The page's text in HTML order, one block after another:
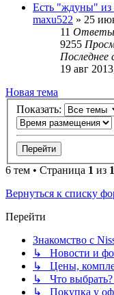
Есть "ждуны" из
maxu522 » 25
11 Ответы
9255
Последнее
19 авг
Новая тема
Показать:
6 тем • Страница 1 из 1
Вернуться к списку
Перейти
Знакомство с
↳ Новости и
↳ Цены,
↳ Что выбрать?
↳ Покупка у